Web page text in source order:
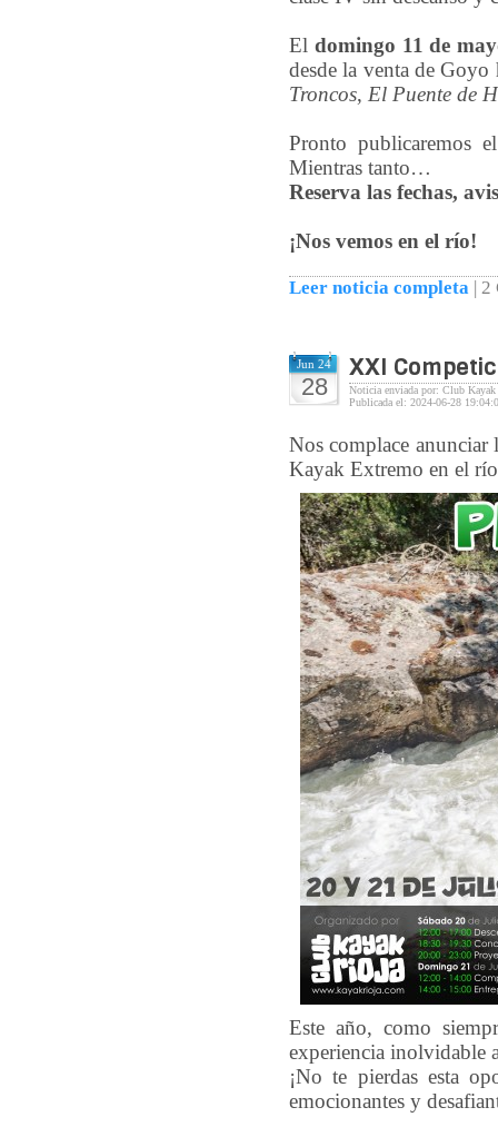
El domingo 11 de
desde la venta de
Troncos, El Puente de
Pronto publicaremos
Mientras tanto…
Reserva las fechas,
¡Nos vemos en el río!
Leer noticia completa | 2
Jun 24
28
XXI
Noticia enviada por: Club
Publicada el: 2024-06-28
Nos complace
Kayak Extremo en el
Este año, como
experiencia inolvidable
¡No te pierdas esta
emocionantes y